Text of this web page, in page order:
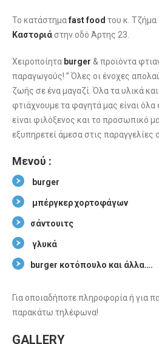
Το κατάστημαfast food του κ. Τζήμα
Καστοριά στην οδό Άρτης 23.
Χειροποίητα burger & προϊόντα
παραγωγούς! ” Όλες οι ένοχες
ζωής σε ένα μαγαζί. Όλα τα υλικά
φτιάχνουμε τα φαγητά μας είναι
είναι φιλόξενος και το προσωπικό
εξυπηρετεί άμεσα στις παραγγελίες
Μενού :
burger
μπέργκερ χορτοφάγων
σάντουιτς
γλυκά
burger κοτόπουλο και άλλα….
Για οποιαδήποτε πληροφορία ή για
παρακάτω τηλέφωνα!
GALLERY